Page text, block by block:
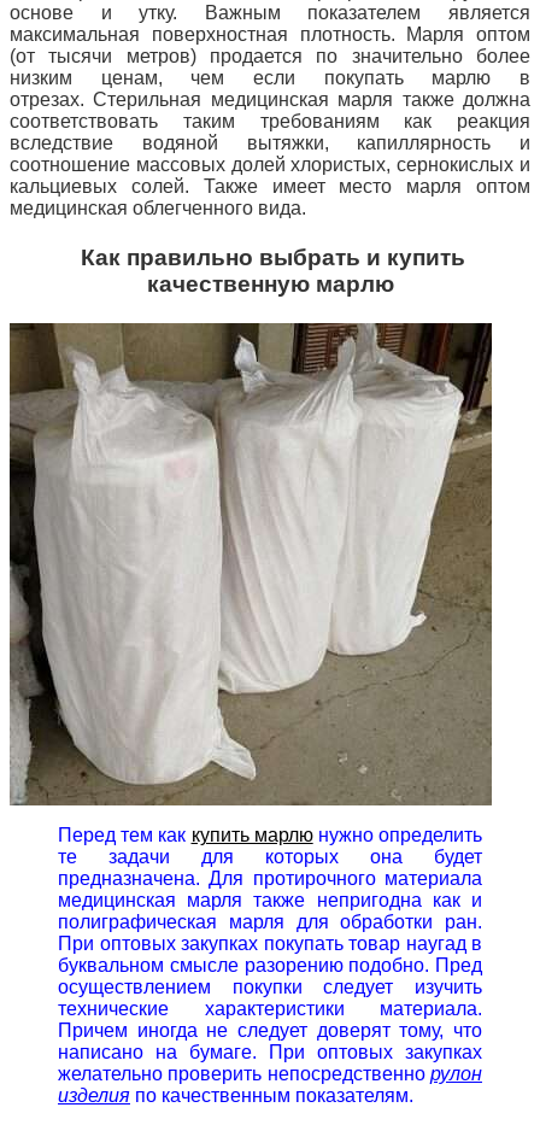
основе и утку. Важным показателем является
максимальная поверхностная плотность. Марля оптом
(от тысячи метров) продается по значительно более
низким ценам, чем если покупать марлю в
отрезах.Стерильная медицинская марля также должна
соответствовать таким требованиям как реакция
вследствие водяной вытяжки, капиллярность и
соотношение массовых долей хлористых, сернокислых и
кальциевых солей. Также имеет место марля оптом
медицинская облегченного вида.
Как правильно выбрать и купить
качественную марлю
Перед тем как купить марлюнужно определить
те задачи для которых она будет
предназначена. Для протирочного материала
медицинская марля также непригодна как и
полиграфическая марля для обработки ран.
При оптовых закупках покупать товар наугад в
буквальном смысле разорению подобно. Пред
осуществлением покупки следует изучить
технические характеристики материала.
Причем иногда не следует доверят тому, что
написано на бумаге. При оптовых закупках
желательно проверить непосредственно рулон
изделия по качественным показателям.